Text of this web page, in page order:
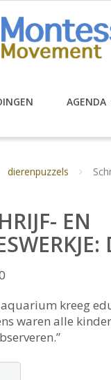
AGENDA
dierenpuzzels
EN
aquarium kreeg
waren alle